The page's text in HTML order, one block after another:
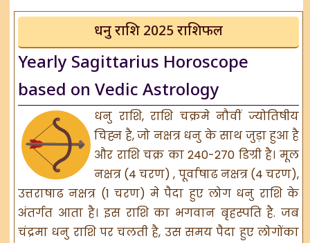
धनु राशि 2025 राशिफल
Yearly Sagittarius Horoscope
based on Vedic Astrology
धनु राशि, राशि चक्रमे नौवीं ज्योतिषीय
चिह्न है, जो नक्षत्र धनु के साथ जुड़ा हुआ है
और राशि चक्र का 240-270 डिग्री है। मूल
नक्षत्र (4 चरण) , पूर्वाषाढ नक्षत्र (4 चरण),
उत्तराषाढ नक्षत्र (1 चरण) मे पैदा हुए लोग धनु राशि के
अंतर्गत आता है। इस राशि का भगवान बृहस्पति है. जब
चंद्रमा धनु राशि पर चलती है, उस समय पैदा हुए लोगोंका